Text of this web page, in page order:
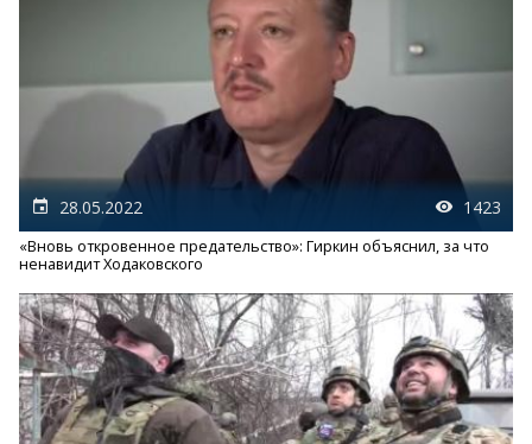
28.05.2022 1423
«Вновь откровенное предательство»: Гиркин объяснил, за что
ненавидит Ходаковского